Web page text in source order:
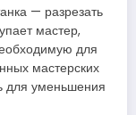
— разрезать
мастер,
для
мастерских
для уменьшения